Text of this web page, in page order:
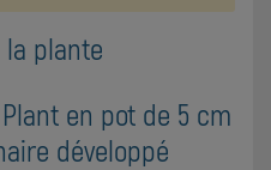
plante
en pot de 5 cm
développé